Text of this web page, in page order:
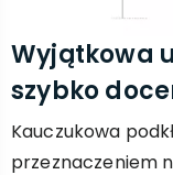
Wyjątkowa
szybko
Kauczukowa
przeznaczeniem